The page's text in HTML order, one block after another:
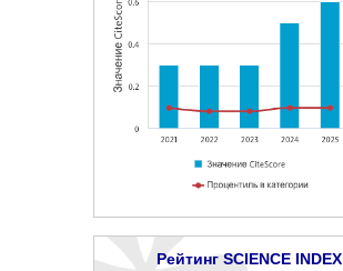
Рейтинг SCIENCE INDEX